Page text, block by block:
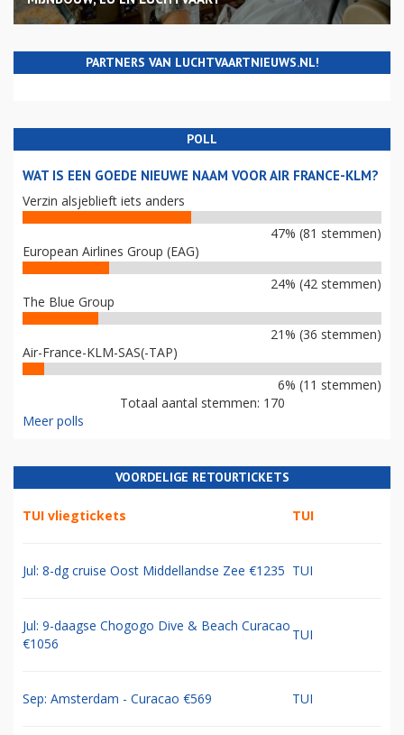
PARTNERS VAN LUCHTVAARTNIEUWS.NL!
POLL
WAT IS EEN GOEDE NIEUWE NAAM VOOR AIR FRANCE-KLM?
Verzin alsjeblieft iets anders
47% (81 stemmen)
European Airlines Group (EAG)
24% (42 stemmen)
The Blue Group
21% (36 stemmen)
Air-France-KLM-SAS(-TAP)
6% (11 stemmen)
Totaal aantal stemmen: 170
Meer polls
VOORDELIGE RETOURTICKETS
TUI vliegtickets TUI
Jul: 8-dg cruise Oost Middellandse Zee €1235 TUI
Jul: 9-daagse Chogogo Dive & Beach Curacao
€1056
TUI
Sep: Amsterdam - Curacao €569 TUI